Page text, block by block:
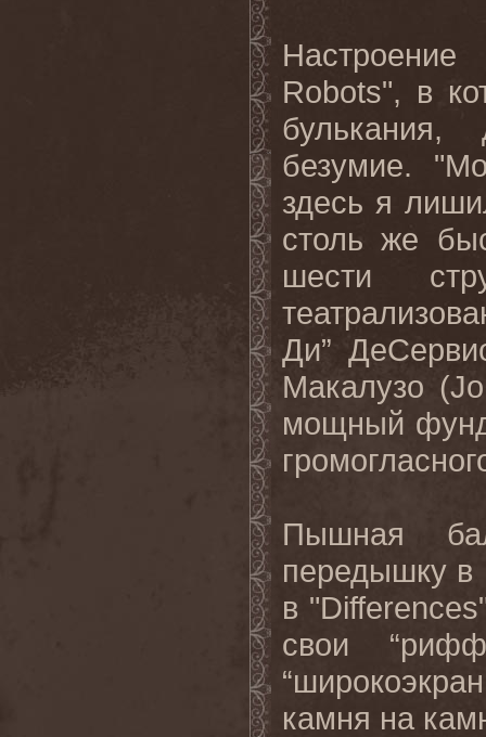
Robots", в
булькания,
безумие.
здесь я
столь же
шести
Ди”
Макалузо (
мощный
Пышная
передышку в
в "Differences
свои
камня на